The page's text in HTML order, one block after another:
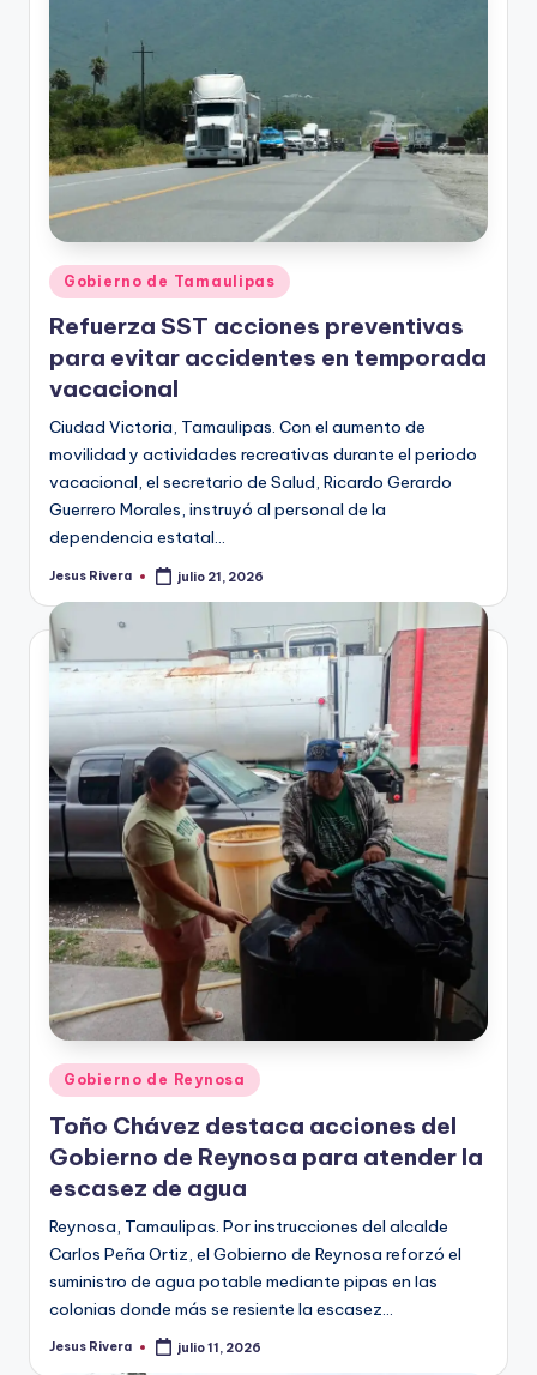
e
s
s
Publicado
en
Gobierno de Tamaulipas
Refuerza SST acciones preventivas
para evitar accidentes en temporada
vacacional
Ciudad Victoria, Tamaulipas. Con el aumento de
movilidad y actividades recreativas durante el periodo
vacacional, el secretario de Salud, Ricardo Gerardo
Guerrero Morales, instruyó al personal de la
dependencia estatal…
Publicado
Jesus Rivera julio 21, 2026
Publicado
en
Gobierno de Reynosa
Toño Chávez destaca acciones del
Gobierno de Reynosa para atender la
escasez de agua
Reynosa, Tamaulipas. Por instrucciones del alcalde
Carlos Peña Ortiz, el Gobierno de Reynosa reforzó el
suministro de agua potable mediante pipas en las
colonias donde más se resiente la escasez…
Publicado
Jesus Rivera julio 11, 2026